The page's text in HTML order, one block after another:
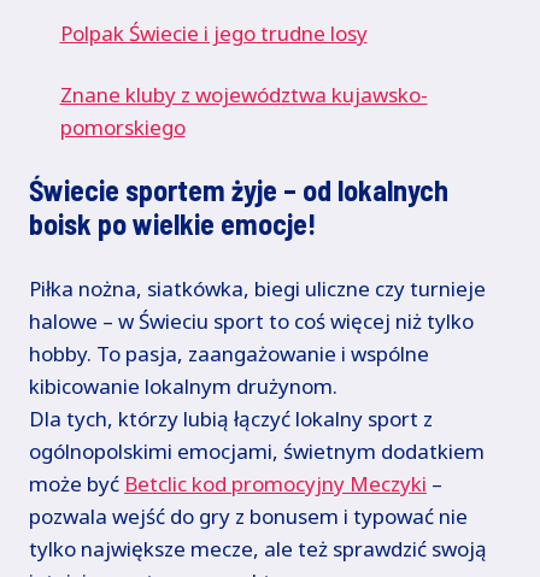
Polpak Świecie i jego trudne losy
Znane kluby z województwa kujawsko-
pomorskiego
Świecie sportem żyje – od lokalnych
boisk po wielkie emocje!
Piłka nożna, siatkówka, biegi uliczne czy turnieje
halowe – w Świeciu sport to coś więcej niż tylko
hobby. To pasja, zaangażowanie i wspólne
kibicowanie lokalnym drużynom.
Dla tych, którzy lubią łączyć lokalny sport z
ogólnopolskimi emocjami, świetnym dodatkiem
może być Betclic kod promocyjny Meczyki –
pozwala wejść do gry z bonusem i typować nie
tylko największe mecze, ale też sprawdzić swoją